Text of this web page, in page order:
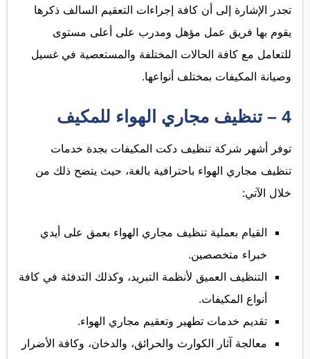
تجدر الإشارة إلى أن كافة إجراءات التعقيم السالف ذكرها
يقوم بها فريق عمل مؤهل ومدرب على أعلى مستوى
للتعامل مع كافة الحالات المختلفة والمستعصية في غسيل
وصيانة المكيفات بمختلف أنواعها.
4 – تنظيف مجاري الهواء للمكيف
توفر أشهر شركة تنظيف دكت المكيفات بجدة خدمات
تنظيف مجاري الهواء باحترافية بالغة، حيث يتضح ذلك من
خلال الآتي:
القيام بعملية تنظيف مجاري الهواء بعمق على أيدي
خبراء متخصصين.
التنظيف العميق لأنظمة التبريد، وكذلك التدفئة في كافة
أنواع المكيفات.
تقديم خدمات تطهير وتعقيم مجاري الهواء.
معالجة آثار الكوارث والحرائق، والدخان، وكافة الأضرار